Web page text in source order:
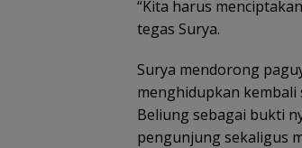
“Kita harus
tegas Surya.
Surya mendorong
menghidupkan kembali
Beliung sebagai bukti
pengunjung sekaligus